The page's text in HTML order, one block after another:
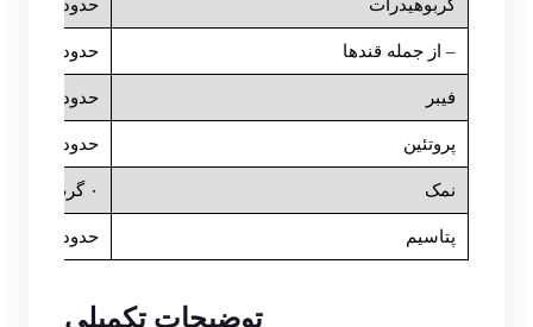
کربوهیدرات حدود ۷۰–۷۵ گرم
– از جمله قندها حدود ۶۵–۷۰ گرم
فیبر حدود ۶–۸ گرم
پروتئین حدود ۱/۵–۲/۵ گرم
نمک ۰ گرم
پتاسیم حدود ۶۵۰–۷۵۰ میلی‌گرم
توضیحات تکمیلی